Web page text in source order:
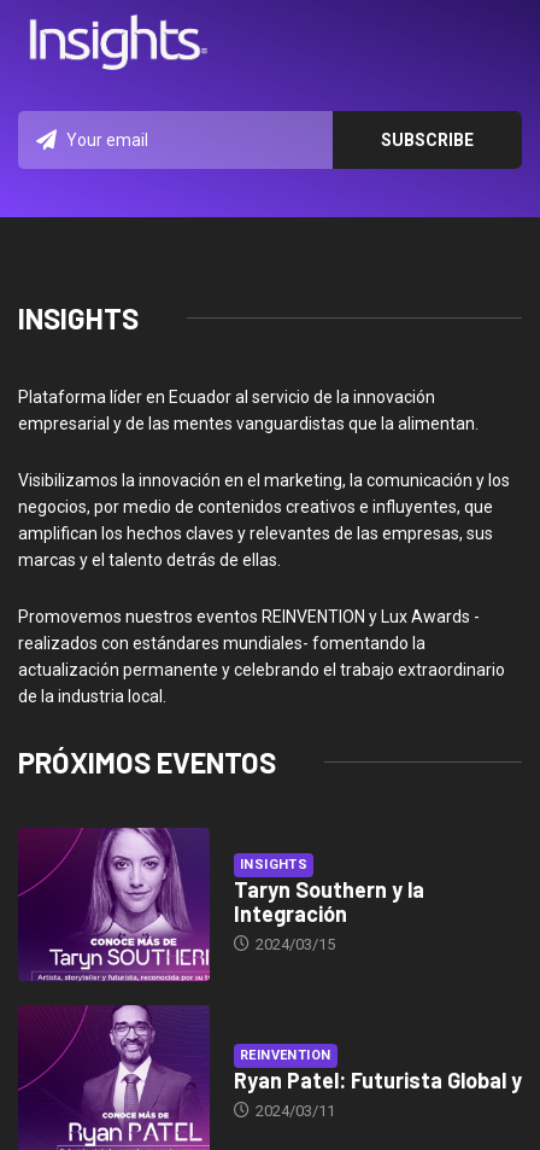
INSIGHTS
Plataforma líder en Ecuador al servicio de la innovación
empresarial y de las mentes vanguardistas que la alimentan.
Visibilizamos la innovación en el marketing, la comunicación y los
negocios, por medio de contenidos creativos e influyentes, que
amplifican los hechos claves y relevantes de las empresas, sus
marcas y el talento detrás de ellas.
Promovemos nuestros eventos REINVENTION y Lux Awards -
realizados con estándares mundiales- fomentando la
actualización permanente y celebrando el trabajo extraordinario
de la industria local.
PRÓXIMOS EVENTOS
INSIGHTS
Taryn Southern y la
Integración
2024/03/15
REINVENTION
Ryan Patel: Futurista Global y
2024/03/11